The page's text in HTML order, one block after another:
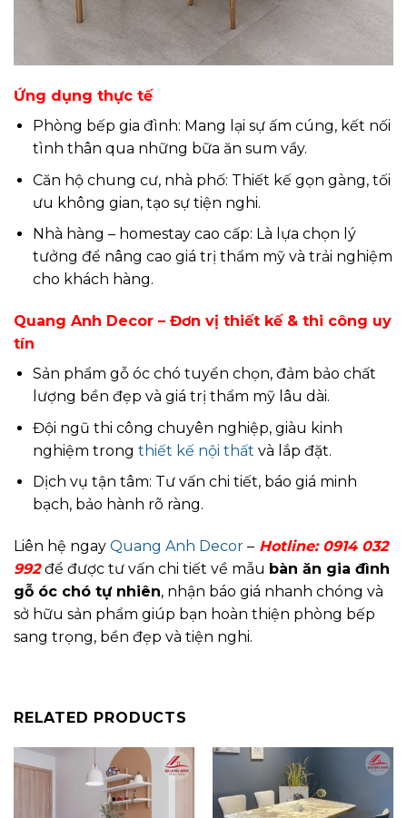
Ứng dụng thực tế
Phòng bếp gia đình: Mang lại sự ấm cúng, kết nối
tình thân qua những bữa ăn sum vầy.
Căn hộ chung cư, nhà phố: Thiết kế gọn gàng, tối
ưu không gian, tạo sự tiện nghi.
Nhà hàng – homestay cao cấp: Là lựa chọn lý
tưởng để nâng cao giá trị thẩm mỹ và trải nghiệm
cho khách hàng.
Quang Anh Decor – Đơn vị thiết kế & thi công uy
tín
Sản phẩm gỗ óc chó tuyển chọn, đảm bảo chất
lượng bền đẹp và giá trị thẩm mỹ lâu dài.
Đội ngũ thi công chuyên nghiệp, giàu kinh
nghiệm trong thiết kế nội thất và lắp đặt.
Dịch vụ tận tâm: Tư vấn chi tiết, báo giá minh
bạch, bảo hành rõ ràng.
Liên hệ ngay Quang Anh Decor – Hotline: 0914 032
992 để được tư vấn chi tiết về mẫu bàn ăn gia đình
gỗ óc chó tự nhiên, nhận báo giá nhanh chóng và
sở hữu sản phẩm giúp bạn hoàn thiện phòng bếp
sang trọng, bền đẹp và tiện nghi.
RELATED PRODUCTS